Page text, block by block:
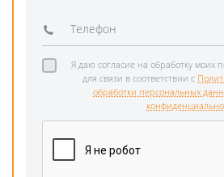
Я даю согласие на обработку моих
для связи в соответствии с
обработки персональных